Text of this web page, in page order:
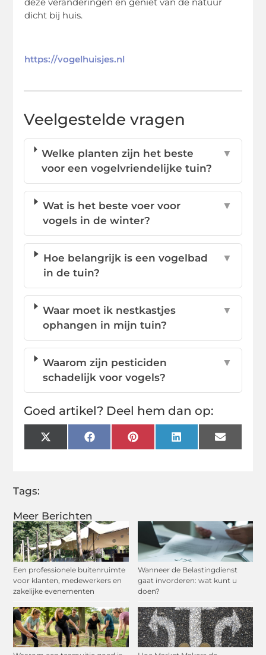
Meer Berichten
Een professionele buitenruimte
voor klanten, medewerkers en
zakelijke evenementen
Wanneer de Belastingdienst
gaat invorderen: wat kunt u
doen?
dicht bij huis.
https://vogelhuisjes.nl
Veelgestelde vragen
Welke planten zijn het beste
voor een vogelvriendelijke tuin?
▼
Wat is het beste voer voor
vogels in de winter?
▼
Hoe belangrijk is een vogelbad
in de tuin?
▼
Waar moet ik nestkastjes
ophangen in mijn tuin?
▼
Waarom zijn pesticiden
schadelijk voor vogels?
▼
Goed artikel? Deel hem dan op:
X
(Twitter)
FacebookPinterestLinkedInEmail
Tags: